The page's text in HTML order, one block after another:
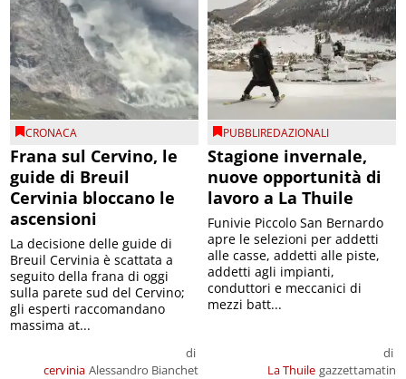
CRONACA
Frana sul Cervino, le
guide di Breuil
Cervinia bloccano le
ascensioni
cervinia
di
Alessandro Bianchet
La decisione delle guide di
Breuil Cervinia è scattata a
seguito della frana di oggi
sulla parete sud del Cervino;
gli esperti raccomandano
massima at...
PUBBLIREDAZIONALI
Stagione invernale,
nuove opportunità di
lavoro a La Thuile
La Thuile
di
gazzettamatin
Funivie Piccolo San Bernardo
apre le selezioni per addetti
alle casse, addetti alle piste,
addetti agli impianti,
conduttori e meccanici di
mezzi batt...